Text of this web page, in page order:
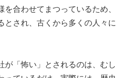
を合わせてまつっているため、
とされ、古くから多くの人々に
が「怖い」とされるのは、むし